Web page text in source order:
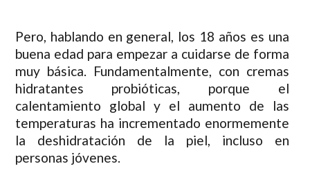
Pero, hablando en general, los 18 años es una
buena edad para empezar a cuidarse de forma
muy básica. Fundamentalmente, con cremas
hidratantes probióticas, porque el
calentamiento global y el aumento de las
temperaturas ha incrementado enormemente
la deshidratación de la piel, incluso en
personas jóvenes.